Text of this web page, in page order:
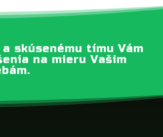
skúsenému tímu Vám
na mieru Vašim